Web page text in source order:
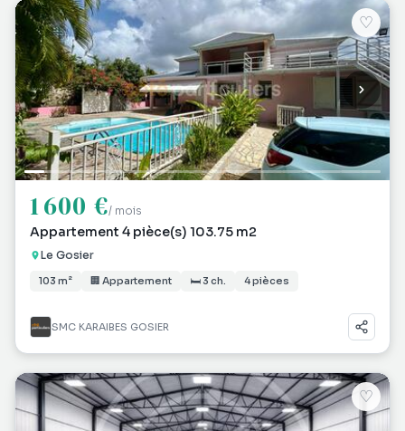
♡
1 600 €/ mois
Appartement 4 pièce(s) 103.75 m2
Le Gosier
103 m² 🏢 Appartement 🛏 3 ch. 4 pièces
SMC KARAIBES GOSIER
♡